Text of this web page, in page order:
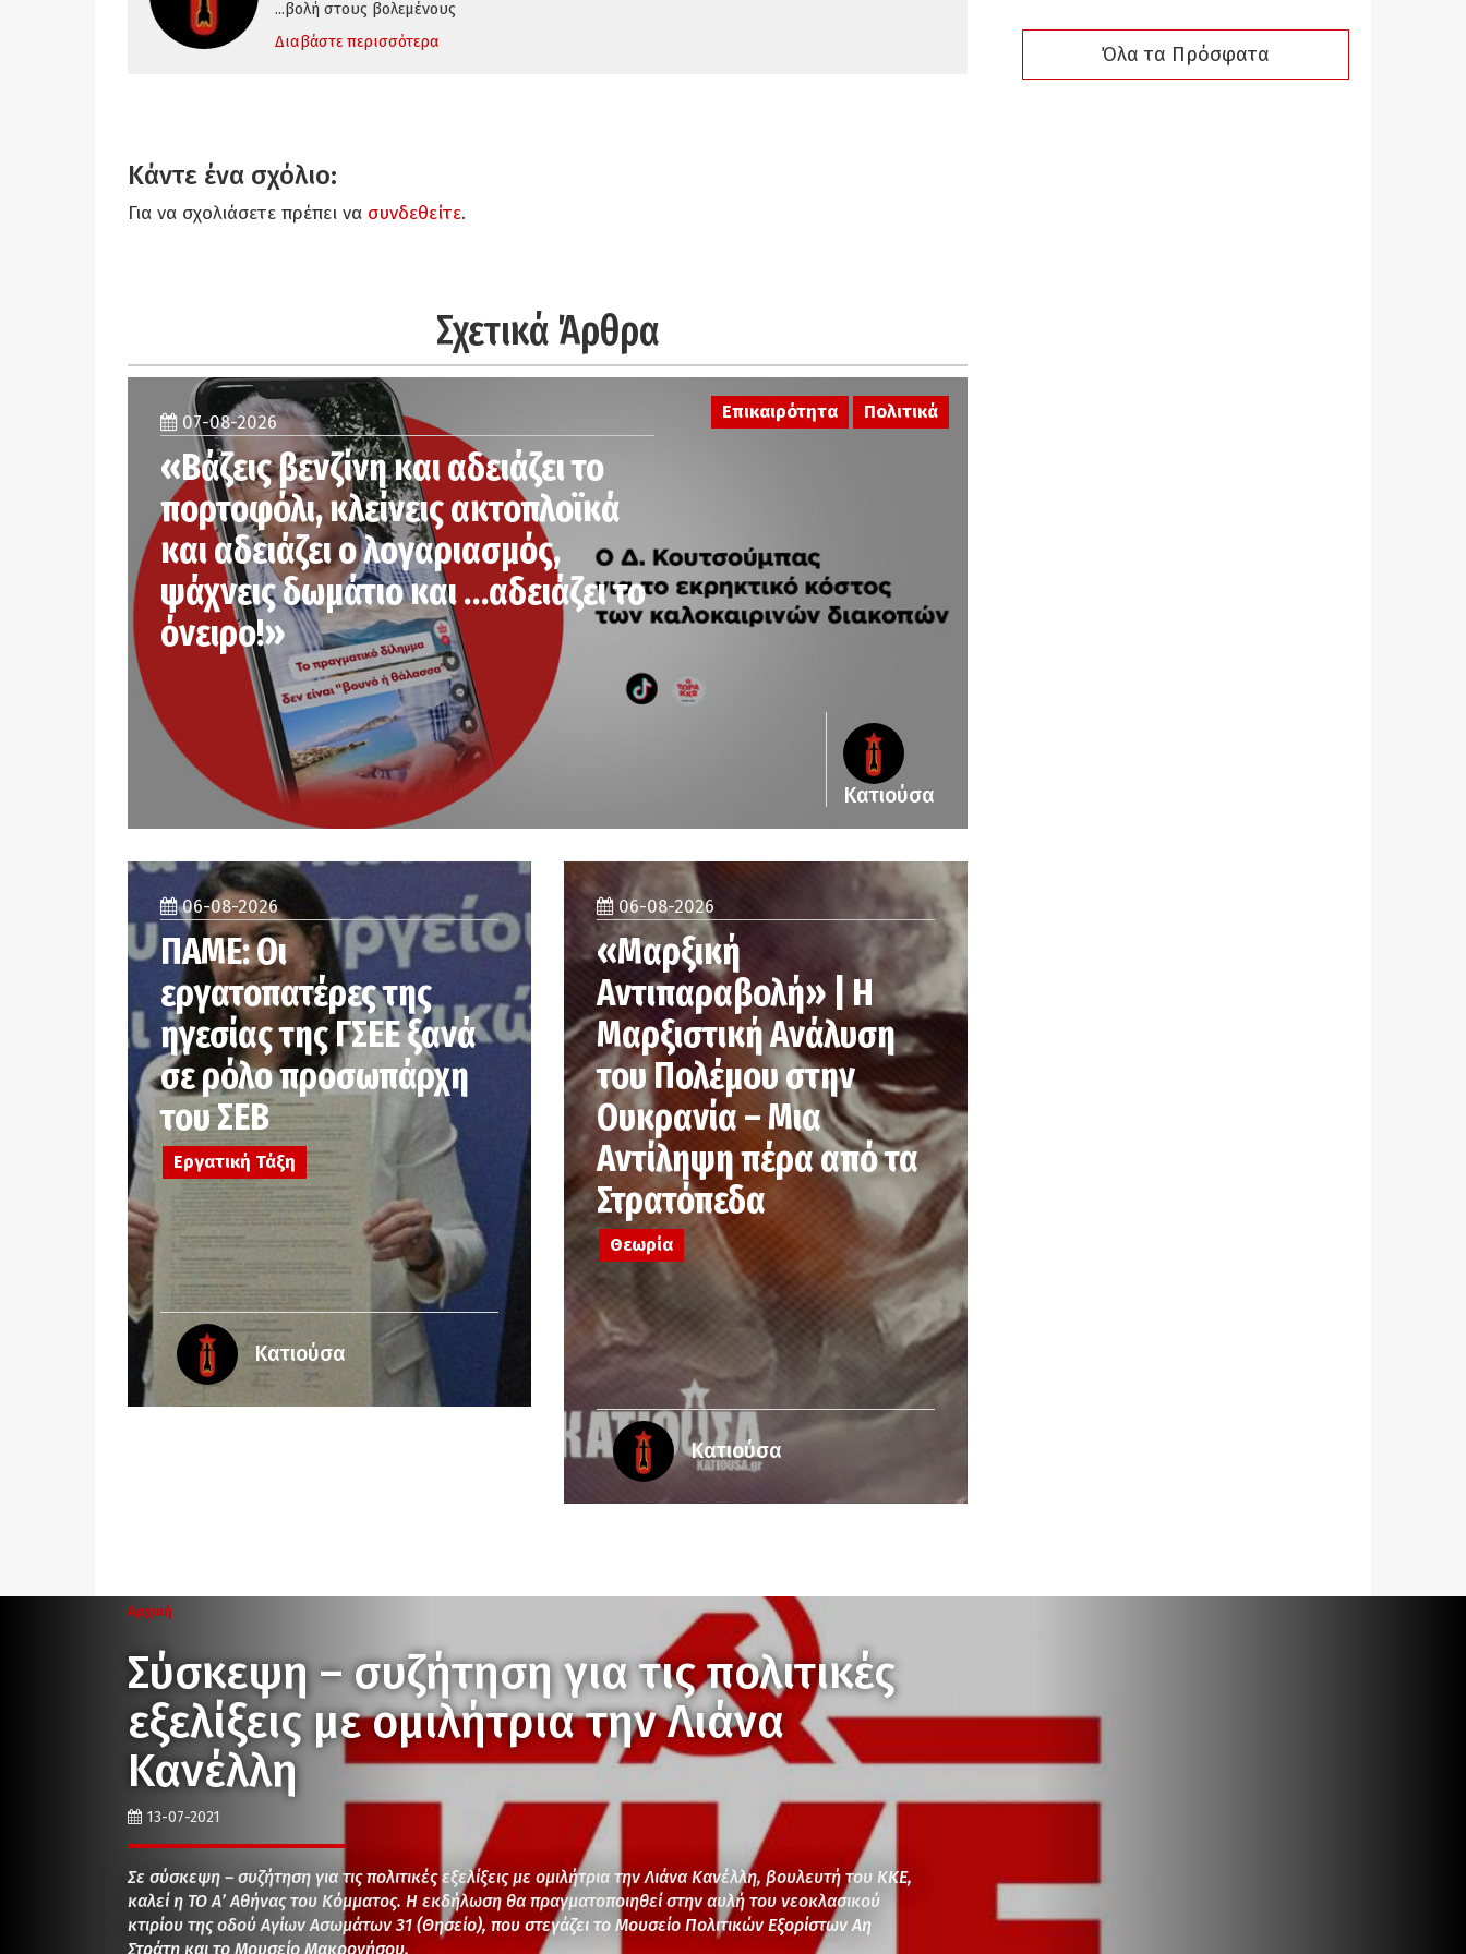
...βολή στους βολεμένους
Διαβάστε περισσότερα
Κάντε ένα σχόλιο:
Για να σχολιάσετε πρέπει να συνδεθείτε.
Σχετικά Άρθρα
Επικαιρότητα Πολιτικά
07-08-2026
«Βάζεις βενζίνη και αδειάζει το
πορτοφόλι, κλείνεις ακτοπλοϊκά
και αδειάζει ο λογαριασμός,
ψάχνεις δωμάτιο και …αδειάζει το
όνειρο!»
Κατιούσα
06-08-2026
ΠΑΜΕ: Οι
εργατοπατέρες της
ηγεσίας της ΓΣΕΕ ξανά
σε ρόλο προσωπάρχη
του ΣΕΒ
Εργατική Τάξη
Κατιούσα
06-08-2026
«Μαρξική
Αντιπαραβολή» | Η
Μαρξιστική Ανάλυση
του Πολέμου στην
Ουκρανία – Μια
Αντίληψη πέρα από τα
Στρατόπεδα
Θεωρία
Κατιούσα
Όλα τα Πρόσφατα
Αρχική
Σύσκεψη – συζήτηση για τις πολιτικές
εξελίξεις με ομιλήτρια την Λιάνα
Κανέλλη
13-07-2021
Σε σύσκεψη – συζήτηση για τις πολιτικές εξελίξεις με ομιλήτρια την Λιάνα Κανέλλη, βουλευτή του ΚΚΕ,
καλεί η ΤΟ Α’ Αθήνας του Κόμματος. Η εκδήλωση θα πραγματοποιηθεί στην αυλή του νεοκλασικού
κτιρίου της οδού Αγίων Ασωμάτων 31 (Θησείο), που στεγάζει το Μουσείο Πολιτικών Εξορίστων Αη
Στράτη και το Μουσείο Μακρονήσου.